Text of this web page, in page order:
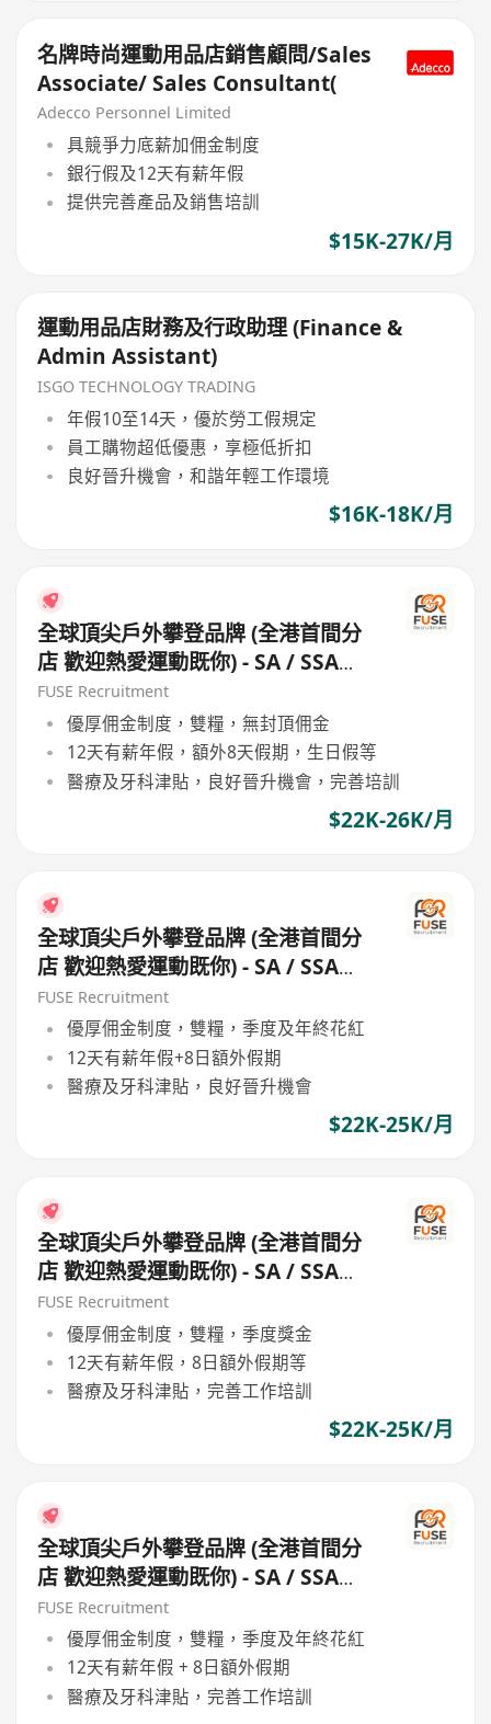
名牌時尚運動用品店銷售顧問/Sales
Associate/ Sales Consultant(
Adecco Personnel Limited
具競爭力底薪加佣金制度
銀行假及12天有薪年假
提供完善產品及銷售培訓
$15K-27K/月
運動用品店財務及行政助理 (Finance &
Admin Assistant)
ISGO TECHNOLOGY TRADING
年假10至14天，優於勞工假規定
員工購物超低優惠，享極低折扣
良好晉升機會，和諧年輕工作環境
$16K-18K/月
全球頂尖戶外攀登品牌 (全港首間分
店 歡迎熱愛運動既你) - SA / SSA
(20日假|高底薪|雙糧|)
FUSE Recruitment
優厚佣金制度，雙糧，無封頂佣金
12天有薪年假，額外8天假期，生日假等
醫療及牙科津貼，良好晉升機會，完善培訓
$22K-26K/月
全球頂尖戶外攀登品牌 (全港首間分
店 歡迎熱愛運動既你) - SA / SSA
(20日假|高底薪|雙糧)
FUSE Recruitment
優厚佣金制度，雙糧，季度及年終花紅
12天有薪年假+8日額外假期
醫療及牙科津貼，良好晉升機會
$22K-25K/月
全球頂尖戶外攀登品牌 (全港首間分
店 歡迎熱愛運動既你) - SA / SSA
(20日假|高底薪|雙糧|)
FUSE Recruitment
優厚佣金制度，雙糧，季度獎金
12天有薪年假，8日額外假期等
醫療及牙科津貼，完善工作培訓
$22K-25K/月
全球頂尖戶外攀登品牌 (全港首間分
店 歡迎熱愛運動既你) - SA / SSA
(20日假|高底薪|雙糧)
FUSE Recruitment
優厚佣金制度，雙糧，季度及年終花紅
12天有薪年假 + 8日額外假期
醫療及牙科津貼，完善工作培訓